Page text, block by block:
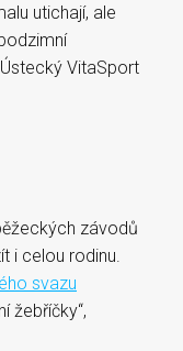
utichají, ale
VitaSport
závodů
i celou rodinu.
svazu
žebříčky“,